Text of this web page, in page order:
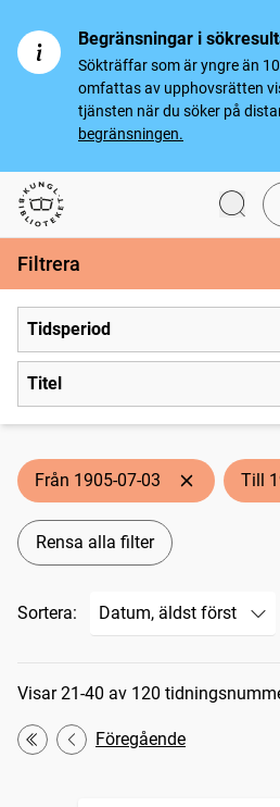
Begränsningar i
Sökträffar som är yngre än
omfattas av upphovsrätten
tjänsten när du söker på
begränsningen.
Svenska tidningar
Filtrera
Tidsperiod
Titel
Från 1905-07-03 Till
Rensa alla filter
Sortera:
Sökresultat
Visar 21-40 av 120
Första
Föregående